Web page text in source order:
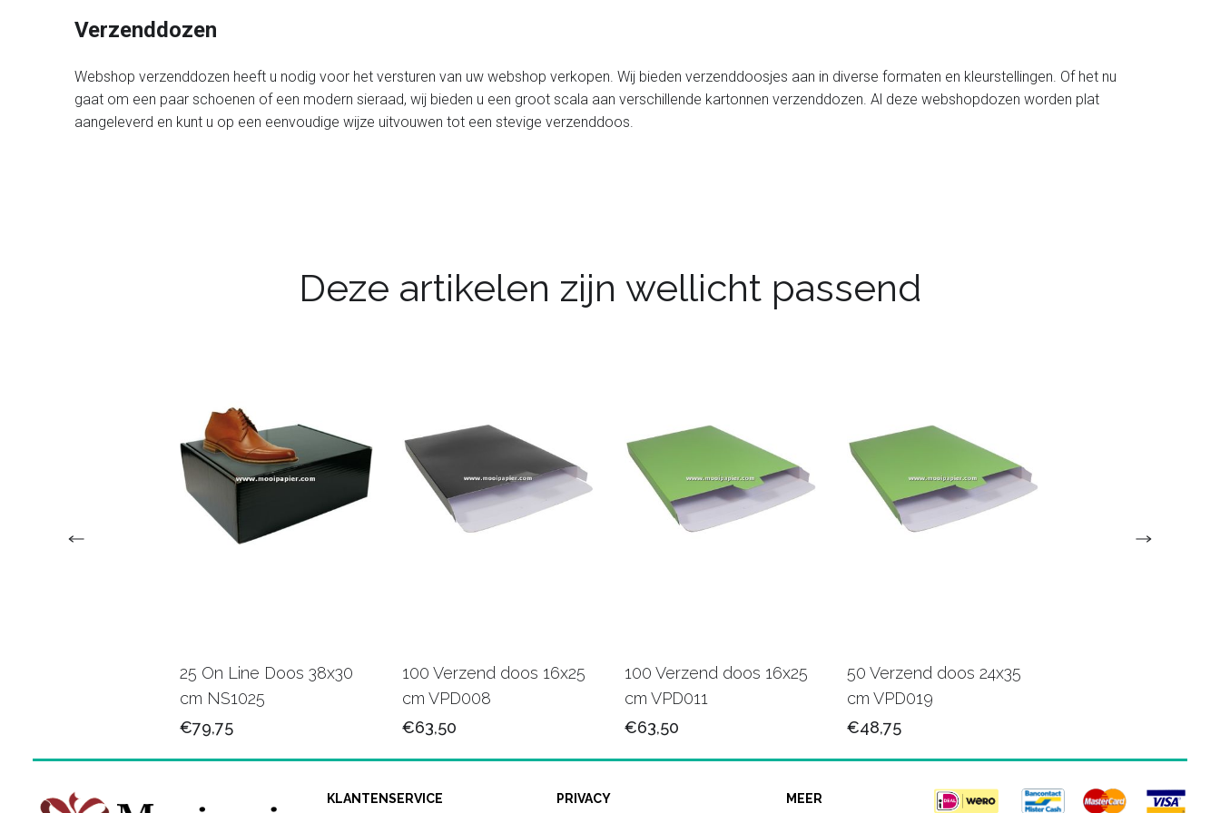
Verzenddozen
Webshop verzenddozen heeft u nodig voor het versturen van uw webshop verkopen. Wij bieden verzenddoosjes aan in diverse formaten en kleurstellingen. Of het nu
gaat om een paar schoenen of een modern sieraad, wij bieden u een groot scala aan verschillende kartonnen verzenddozen. Al deze webshopdozen worden plat
aangeleverd en kunt u op een eenvoudige wijze uitvouwen tot een stevige verzenddoos.
Deze artikelen zijn wellicht passend
25 On Line Doos 38x30
cm NS1025
€79,75
100 Verzend doos 16x25
cm VPD008
€63,50
100 Verzend doos 16x25
cm VPD011
€63,50
50 Verzend doos 24x35
cm VPD019
€48,75
KLANTENSERVICE PRIVACY MEER